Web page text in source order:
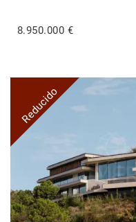
8.950.000 €
Reducido